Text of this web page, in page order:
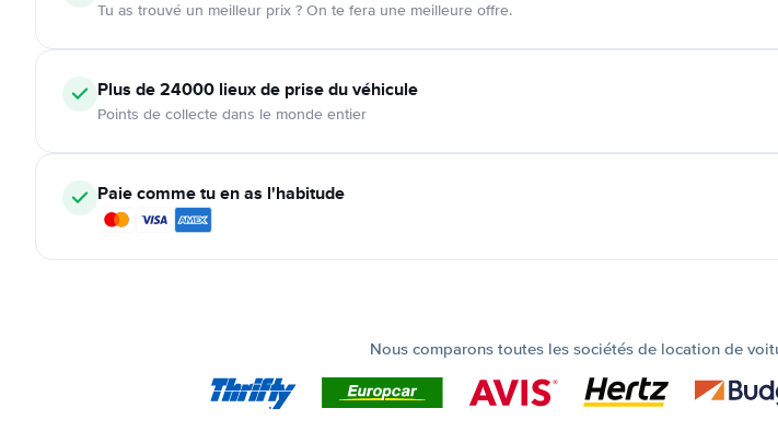
Tu as trouvé un meilleur prix ? On te fera une meilleure offre.
Plus de 24000 lieux de prise du véhicule
Points de collecte dans le monde entier
Paie comme tu en as l'habitude
Nous comparons toutes les sociétés de location de